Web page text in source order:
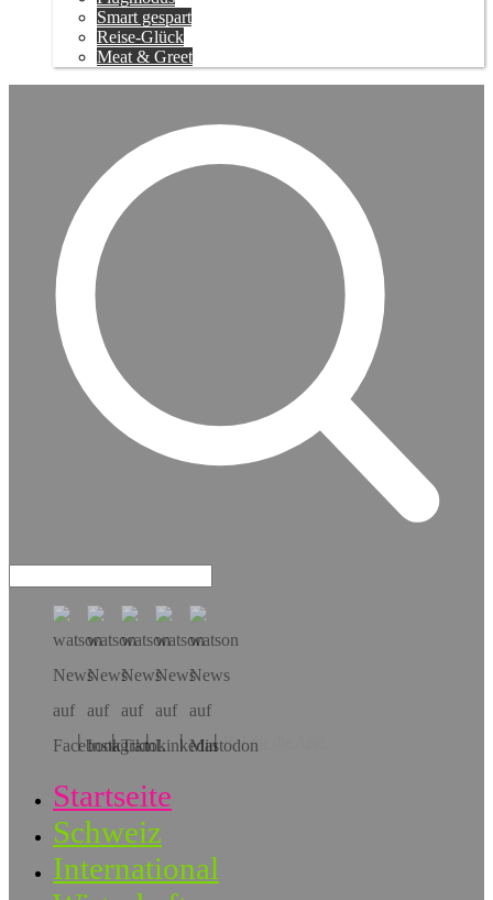
Smart gespart
Reise-Glück
Meat & Greet
Hol dir die App!
Startseite
Schweiz
International